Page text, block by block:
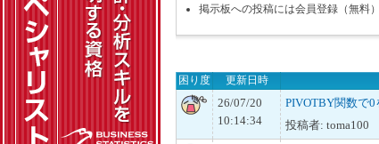
掲示板への投稿には会員登録（無料
困り度 更新日時
26/07/20
10:14:34
PIVOTBY関数で
投稿者: toma100